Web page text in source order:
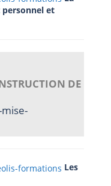
personnel et
DE
Les